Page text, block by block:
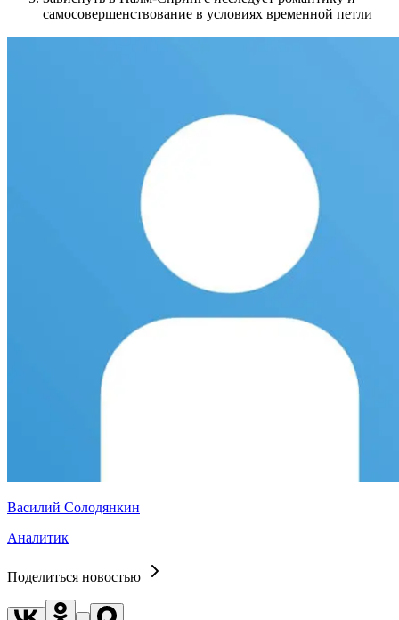
самосовершенствование в условиях временной петли
Василий Солодянкин
Аналитик
Поделиться новостью